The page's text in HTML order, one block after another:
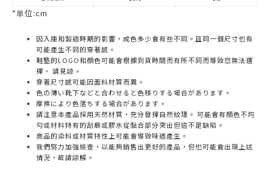
*単位:cm
因入庫和製造時期的影響，成色多少會有些不同。且同一個尺寸也有
可能產生不同的穿著感。
鞋墊的LOGO和顏色可能會根據到貨時間而有所不同而導致您無法選
擇， 請見諒。
穿著尺寸感可能因面料材質而異。
色の薄い靴下などと合わせると色移りする場合があります。
摩擦により色落ちする場合があります。
請注意本產品採用天然材質，充分發揮自然紋理。 可能會有顏色不均
勻或材料特有的刮痕或膠水從黏合部分突出但這不是缺陷。
商品的染料或材質特性上可能會導致味道產生。
我們努力加強檢查，以能夠銷售出更好的產品，但也可能會出現上述
情況，敬請諒解。